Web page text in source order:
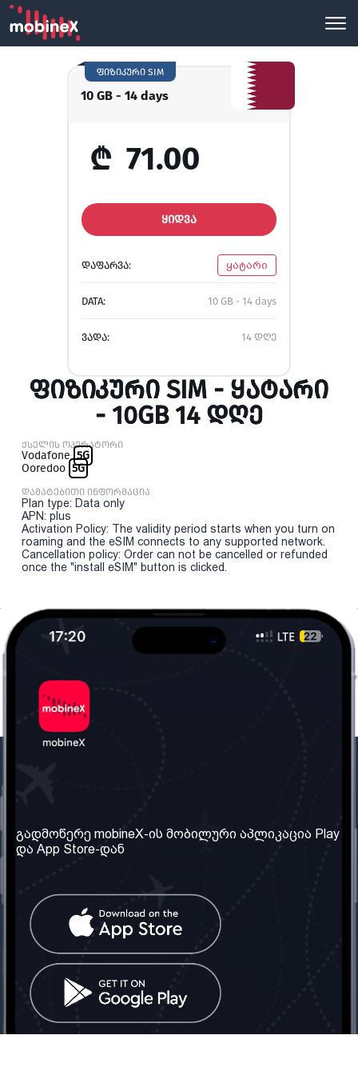
10 GB - 14 days
ფიზიკური SIM
₾ 71.00
ᲧᲘᲓᲕᲐ
ᲓᲐᲤᲐᲠᲕᲐ: ყატარი
DATA: 10 GB - 14 days
ᲕᲐᲓᲐ: 14 დღე
ᲤᲘᲖᲘᲙᲣᲠᲘ SIM - ᲧᲐᲢᲐᲠᲘ
- 10GB 14 ᲓᲦᲔ
ქსელის ოპერატორი
Vodafone 5G
Ooredoo 5G
დამატებითი ინფორმაცია
Plan type: Data only
APN: plus
Activation Policy: The validity period starts when you turn on
roaming and the eSIM connects to any supported network.
Cancellation policy: Order can not be cancelled or refunded
once the "install eSIM" button is clicked.
ჩვენ შესახებ
ჩვენი სერვისები
წესები და პირობები
კითხვები
კონტაქტი
საქართველო: თბილისი
ტელ: 032 2 04 00 50
ელ. ფოსტა:
info@mobinex.ge
სოციალური ქსელი
გადმოწერე mobineX-ის მობილური აპლიკაცია Play
და App Store-დან